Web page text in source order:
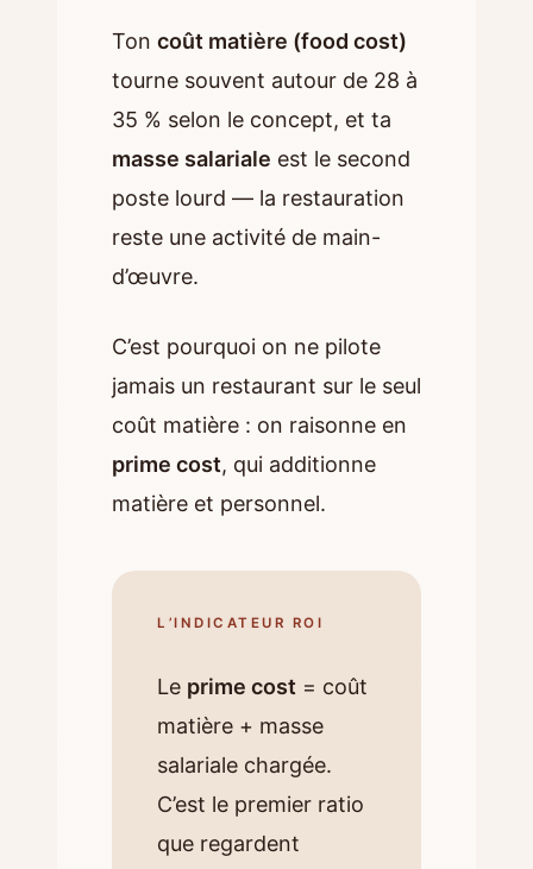
Ton coût matière (food cost)
tourne souvent autour de 28 à
35 % selon le concept, et ta
masse salariale est le second
poste lourd — la restauration
reste une activité de main-
d’œuvre.
C’est pourquoi on ne pilote
jamais un restaurant sur le seul
coût matière : on raisonne en
prime cost, qui additionne
matière et personnel.
L’INDICATEUR ROI
Le prime cost = coût
matière + masse
salariale chargée.
C’est le premier ratio
que regardent